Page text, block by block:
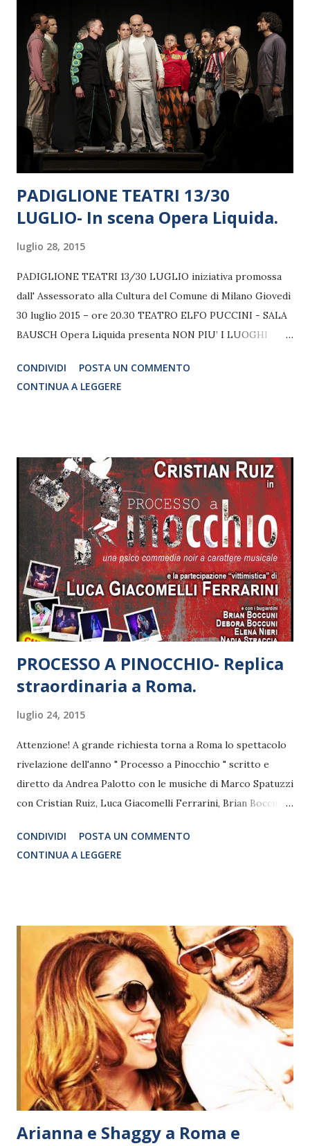
il 6 agosto, Cattolica l’8 agosto e l’Arena di Verona il 10
agosto , per poi arrivare al Granteatro di Roma dal
prossimo novembre. Tutte le info su
www.dirtydancingitalia.it
PADIGLIONE TEATRI 13/30
LUGLIO- In scena Opera Liquida.
luglio 28, 2015
PADIGLIONE TEATRI 13/30 LUGLIO iniziativa promossa
dall' Assessorato alla Cultura del Comune di Milano Giovedì
30 luglio 2015 – ore 20.30 TEATRO ELFO PUCCINI - SALA
BAUSCH Opera Liquida presenta NON PIU’ I LUOGHI
Reclusione Milano Opera Montaggio drammaturgico e
regia Ivana Trettel Testi dei reclusi, di Akim e da
Alfredo Vatalaro Scenografie e costumi Naba – Nuova
Accademia di Belle Arti Produzione Opera Liquida Un
montaggio degli spettacoli visionari di Opera Liquida. E’ la
nostra storia, quella di uno dei nostri attori, uno qualunque,
una narrazione che, dal crash emotivo de “Le meccaniche
dell’anima”, attraversa l’“Istituto semplificatore” che mette
in coma vegetativo i detenuti, arriva alle “Anime
cosmetiche”, il carcere con tutti i suoi servizi. Racconta ...
CONDIVIDI
POSTA UN COMMENTO
CONTINUA A LEGGERE
PROCESSO A PINOCCHIO- Replica
straordinaria a Roma.
luglio 24, 2015
Attenzione! A grande richiesta torna a Roma lo spettacolo
rivelazione dell'anno " Processo a Pinocchio " scritto e
diretto da Andrea Palotto con le musiche di Marco Spatuzzi
con Cristian Ruiz, Luca Giacomelli Ferrarini, Brian Boccuni,
sera apericena più spettacolo a partire dalle ore 20. POSTI
LIMITATI! Venerdì 7 agosto Sport City Via Alvaro del
CONDIVIDI
POSTA UN COMMENTO
CONTINUA A LEGGERE
Arianna e Shaggy a Roma e